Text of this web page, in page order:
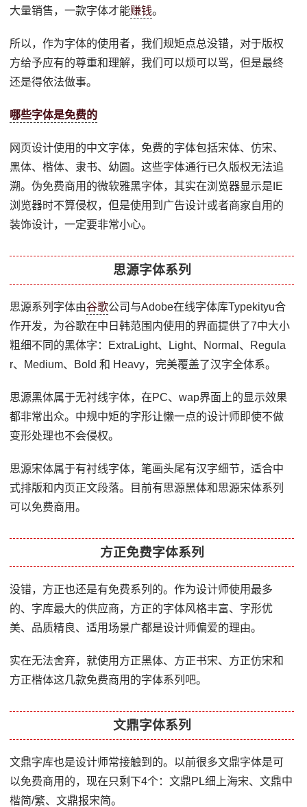
大量销售，一款字体才能赚钱。
所以，作为字体的使用者，我们规矩点总没错，对于版权
方给予应有的尊重和理解，我们可以烦可以骂，但是最终
还是得依法做事。
哪些字体是免费的
网页设计使用的中文字体，免费的字体包括宋体、仿宋、
黑体、楷体、隶书、幼圆。这些字体通行已久版权无法追
溯。伪免费商用的微软雅黑字体，其实在浏览器显示是IE
浏览器时不算侵权，但是使用到广告设计或者商家自用的
装饰设计，一定要非常小心。
思源字体系列
思源系列字体由谷歌公司与Adobe在线字体库Typekityu合
作开发，为谷歌在中日韩范围内使用的界面提供了7中大小
粗细不同的黑体字：ExtraLight、Light、Normal、Regula
r、Medium、Bold 和 Heavy，完美覆盖了汉字全体系。
思源黑体属于无衬线字体，在PC、wap界面上的显示效果
都非常出众。中规中矩的字形让懒一点的设计师即使不做
变形处理也不会侵权。
思源宋体属于有衬线字体，笔画头尾有汉字细节，适合中
式排版和内页正文段落。目前有思源黑体和思源宋体系列
可以免费商用。
方正免费字体系列
没错，方正也还是有免费系列的。作为设计师使用最多
的、字库最大的供应商，方正的字体风格丰富、字形优
美、品质精良、适用场景广都是设计师偏爱的理由。
实在无法舍弃，就使用方正黑体、方正书宋、方正仿宋和
方正楷体这几款免费商用的字体系列吧。
文鼎字体系列
文鼎字库也是设计师常接触到的。以前很多文鼎字体是可
以免费商用的，现在只剩下4个：文鼎PL细上海宋、文鼎中
楷简/繁、文鼎报宋简。